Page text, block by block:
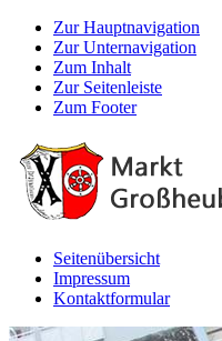
Zur Hauptnavigation
Zur Unternavigation
Zum Inhalt
Zur Seitenleiste
Zum Footer
Seitenübersicht
Impressum
Kontaktformular